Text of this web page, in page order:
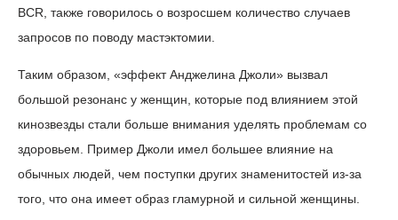
BCR, также говорилось о возросшем количество случаев
запросов по поводу мастэктомии.
Таким образом, «эффект Анджелина Джоли» вызвал
большой резонанс у женщин, которые под влиянием этой
кинозвезды стали больше внимания уделять проблемам со
здоровьем. Пример Джоли имел большее влияние на
обычных людей, чем поступки других знаменитостей из-за
того, что она имеет образ гламурной и сильной женщины.